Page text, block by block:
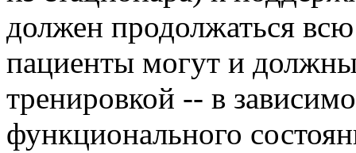
должен продолжаться
пациенты могут и
тренировкой -- в
функционального